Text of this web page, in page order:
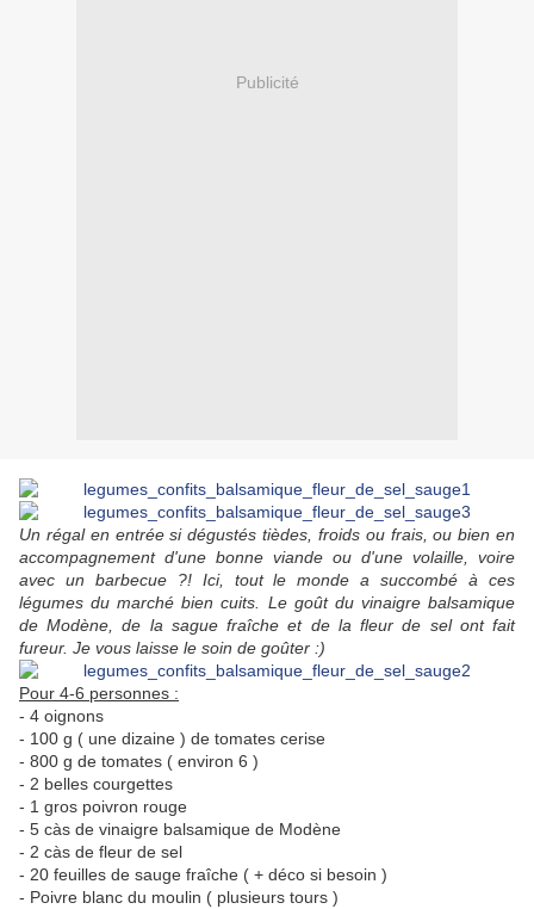
Publicité
Un régal en entrée si dégustés tièdes, froids ou frais, ou bien en
accompagnement d'une bonne viande ou d'une volaille, voire
avec un barbecue ?! Ici, tout le monde a succombé à ces
légumes du marché bien cuits. Le goût du vinaigre balsamique
de Modène, de la sague fraîche et de la fleur de sel ont fait
fureur. Je vous laisse le soin de goûter :)
Pour 4-6 personnes :
- 4 oignons
- 100 g ( une dizaine ) de tomates cerise
- 800 g de tomates ( environ 6 )
- 2 belles courgettes
- 1 gros poivron rouge
- 5 càs de vinaigre balsamique de Modène
- 2 càs de fleur de sel
- 20 feuilles de sauge fraîche ( + déco si besoin )
- Poivre blanc du moulin ( plusieurs tours )